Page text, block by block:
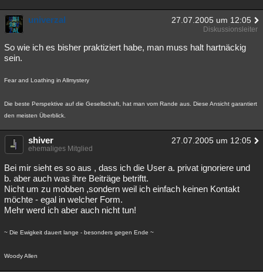
univerzal 27.07.2005 um 12:05
Diskussionsleiter
So wie ich es bisher praktiziert habe, man muss halt hartnäckig
sein.
Fear and Loathing in Allmystery
Die beste Perspektive auf die Gesellschaft, hat man vom Rande aus. Diese Ansicht garantiert
den meisten Überblick.
shiver 27.07.2005 um 12:05
ehemaliges Mitglied
Bei mir sieht es so aus , dass ich die User a. privat ignoriere und
b. aber auch was ihre Beiträge betriftt.
Nicht um zu mobben ,sondern weil ich einfach keinen Kontakt
möchte - egal in welcher Form.
Mehr werd ich aber auch nicht tun!
~ Die Ewigkeit dauert lange - besonders gegen Ende ~
Woody Allen